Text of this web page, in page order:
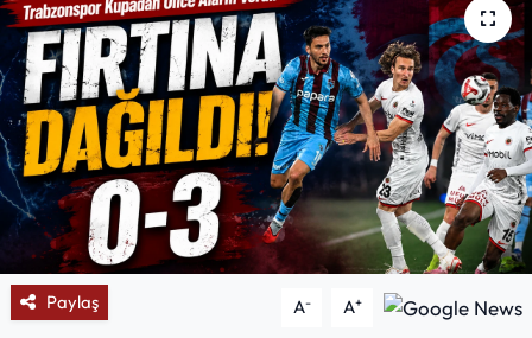
Paylaş A- A+
Röportaj
Manşet
Köşe Yazıları
Karikatür Galeri
BIK